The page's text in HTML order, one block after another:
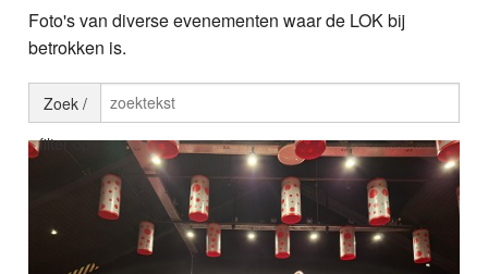
Nieuws
Video
Webcam
Info
Foto's van diverse evenementen waar de LOK bij
betrokken is.
Zoek /
filter op